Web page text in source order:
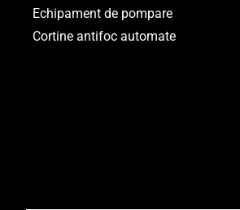
Echipament de pompare
Cortine antifoc automate